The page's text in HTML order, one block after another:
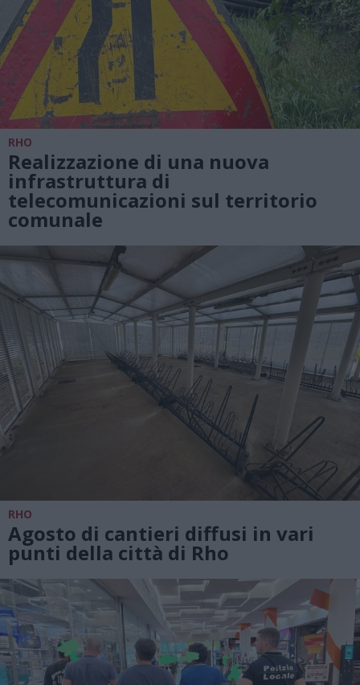
RHO
Realizzazione di una nuova
infrastruttura di
telecomunicazioni sul territorio
comunale
RHO
Agosto di cantieri diffusi in vari
punti della città di Rho